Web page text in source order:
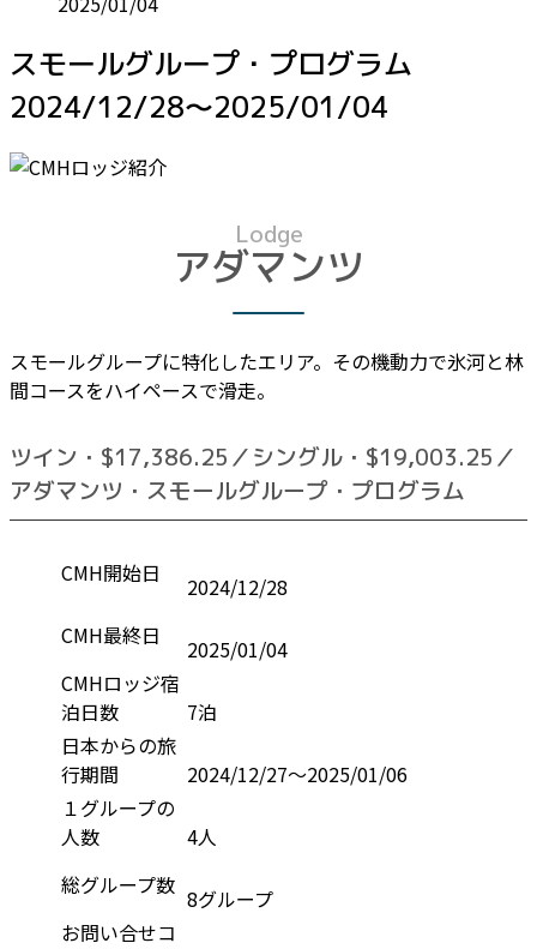
スモールグループ・プログラム
2024/12/28～2025/01/04
Lodge
アダマンツ
スモールグループに特化したエリア。その機動力で氷河と林
間コースをハイペースで滑走。
ツイン・$17,386.25／シングル・$19,003.25／
アダマンツ・スモールグループ・プログラム
CMH開始日
2024/12/28
CMH最終日
2025/01/04
CMHロッジ宿
泊日数
7泊
日本からの旅
行期間
2024/12/27～2025/01/06
１グループの
人数
4人
総グループ数 8グループ
お問い合せコ